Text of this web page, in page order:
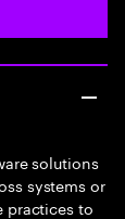
solutions
systems or
practices to